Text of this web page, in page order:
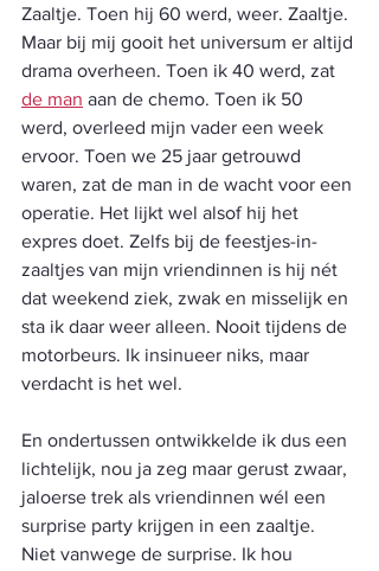
Zaaltje. Toen hij 60 werd, weer. Zaaltje.
Maar bij mij gooit het universum er altijd
drama overheen. Toen ik 40 werd, zat
de man aan de chemo. Toen ik 50
werd, overleed mijn vader een week
ervoor. Toen we 25 jaar getrouwd
waren, zat de man in de wacht voor een
operatie. Het lijkt wel alsof hij het
expres doet. Zelfs bij de feestjes-in-
zaaltjes van mijn vriendinnen is hij nét
dat weekend ziek, zwak en misselijk en
sta ik daar weer alleen. Nooit tijdens de
motorbeurs. Ik insinueer niks, maar
verdacht is het wel.
En ondertussen ontwikkelde ik dus een
lichtelijk, nou ja zeg maar gerust zwaar,
jaloerse trek als vriendinnen wél een
surprise party krijgen in een zaaltje.
Niet vanwege de surprise. Ik hou